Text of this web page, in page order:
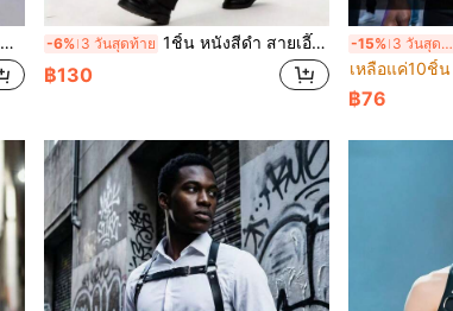
-6% 3 วันสุดท้าย 1ชิ้น หนังสีดำ สายเอี๊ยมพร้อมโซ่ตกแต่ง, เหมาะสำหรับใส่กับเสื้อเชิ้ตและเสื้อกันลม, เหมาะสำหรับแสดงบนเวทีและชุดประจำวัน
฿130
-15% 3 วันสุดท้าย
เหลือแค่10ชิ้น
฿76